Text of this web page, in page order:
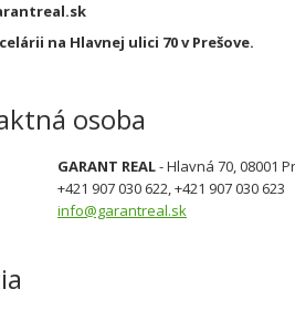
na Hlavnej ulici 70 v Prešove.
osoba
GARANT REAL- Hlavná 70, 08001
+421 907 030 622, +421 907 030 623
info@garantreal.sk